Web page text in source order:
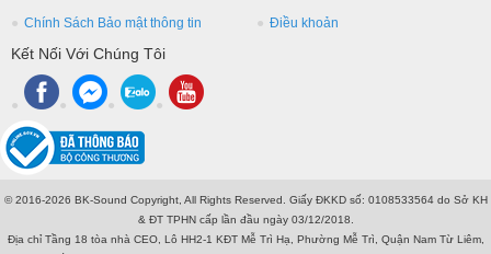
Chính Sách Bảo mật thông tin Điều khoản
Kết Nối Với Chúng Tôi
© 2016-2026 BK-Sound Copyright, All Rights Reserved. Giấy ĐKKD số: 0108533564 do Sở KH
& ĐT TPHN cấp lần đầu ngày 03/12/2018.
Địa chỉ Tầng 18 tòa nhà CEO, Lô HH2-1 KĐT Mễ Trì Hạ, Phường Mễ Trì, Quận Nam Từ Liêm,